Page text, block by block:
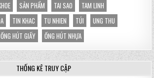
SẢN PHẨM TAI SAO
TAM LINH
TIN KHAC TU NHIEN TÚI
UNG THU
ỐNG HÚT GIẤY ỐNG HÚT NHỰA
THỐNG KÊ TRUY CẬP